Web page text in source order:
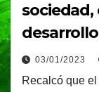
sociedad,
03/01/2023
Recalcó que